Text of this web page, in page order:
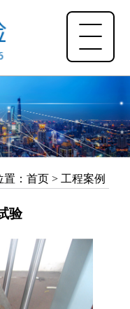
： 首页> 工程案例
验